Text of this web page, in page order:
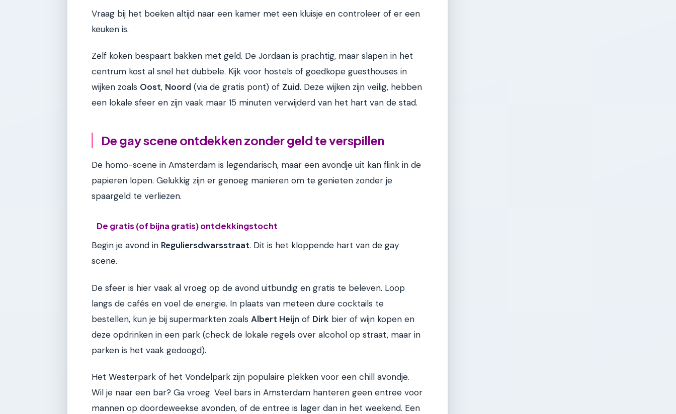
Vraag bij het boeken altijd naar een kamer met een kluisje en controleer of er een
keuken is.
Zelf koken bespaart bakken met geld. De Jordaan is prachtig, maar slapen in het
centrum kost al snel het dubbele. Kijk voor hostels of goedkope guesthouses in
wijken zoals Oost, Noord (via de gratis pont) of Zuid. Deze wijken zijn veilig, hebben
een lokale sfeer en zijn vaak maar 15 minuten verwijderd van het hart van de stad.
De gay scene ontdekken zonder geld te verspillen
De homo-scene in Amsterdam is legendarisch, maar een avondje uit kan flink in de
papieren lopen. Gelukkig zijn er genoeg manieren om te genieten zonder je
spaargeld te verliezen.
De gratis (of bijna gratis) ontdekkingstocht
Begin je avond in Reguliersdwarsstraat. Dit is het kloppende hart van de gay
scene.
De sfeer is hier vaak al vroeg op de avond uitbundig en gratis te beleven. Loop
langs de cafés en voel de energie. In plaats van meteen dure cocktails te
bestellen, kun je bij supermarkten zoals Albert Heijn of Dirk bier of wijn kopen en
deze opdrinken in een park (check de lokale regels over alcohol op straat, maar in
parken is het vaak gedoogd).
Het Westerpark of het Vondelpark zijn populaire plekken voor een chill avondje.
Wil je naar een bar? Ga vroeg. Veel bars in Amsterdam hanteren geen entree voor
mannen op doordeweekse avonden, of de entree is lager dan in het weekend. Een